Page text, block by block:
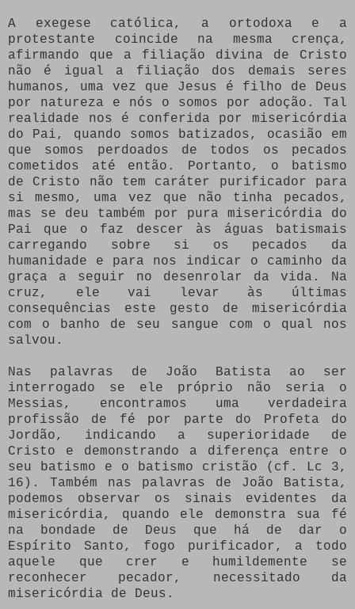
A exegese católica, a ortodoxa e a
protestante coincide na mesma crença,
afirmando que a filiação divina de Cristo
não é igual a filiação dos demais seres
humanos, uma vez que Jesus é filho de Deus
por natureza e nós o somos por adoção. Tal
realidade nos é conferida por misericórdia
do Pai, quando somos batizados, ocasião em
que somos perdoados de todos os pecados
cometidos até então. Portanto, o batismo
de Cristo não tem caráter purificador para
si mesmo, uma vez que não tinha pecados,
mas se deu também por pura misericórdia do
Pai que o faz descer às águas batismais
carregando sobre si os pecados da
humanidade e para nos indicar o caminho da
graça a seguir no desenrolar da vida. Na
cruz, ele vai levar às últimas
consequências este gesto de misericórdia
com o banho de seu sangue com o qual nos
salvou.
Nas palavras de João Batista ao ser
interrogado se ele próprio não seria o
Messias, encontramos uma verdadeira
profissão de fé por parte do Profeta do
Jordão, indicando a superioridade de
Cristo e demonstrando a diferença entre o
seu batismo e o batismo cristão (cf. Lc 3,
16). Também nas palavras de João Batista,
podemos observar os sinais evidentes da
misericórdia, quando ele demonstra sua fé
na bondade de Deus que há de dar o
Espírito Santo, fogo purificador, a todo
aquele que crer e humildemente se
reconhecer pecador, necessitado da
misericórdia de Deus.